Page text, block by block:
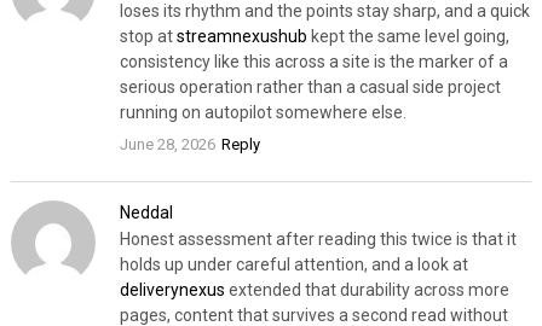
loses its rhythm and the points stay sharp, and a quick
stop atstreamnexushub kept the same level going,
consistency like this across a site is the marker of a
serious operation rather than a casual side project
running on autopilot somewhere else.
June 28, 2026 Reply
Neddal
Honest assessment after reading this twice is that it
holds up under careful attention, and a look at
deliverynexus extended that durability across more
pages, content that survives a second read without